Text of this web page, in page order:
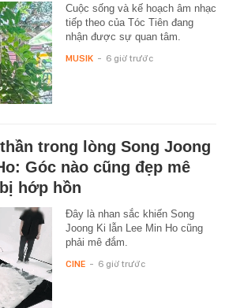
Cuộc sống và kế hoạch âm nhạc
tiếp theo của Tóc Tiên đang
nhận được sự quan tâm.
MUSIK - 6 giờ trước
trong lòng Song Joong
Góc nào cũng đẹp mê
hớp hồn
Đây là nhan sắc khiến Song
Joong Ki lẫn Lee Min Ho cũng
phải mê đắm.
CINE - 6 giờ trước